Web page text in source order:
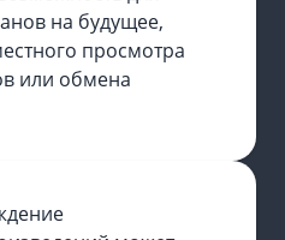
на будущее,
просмотра
или обмена